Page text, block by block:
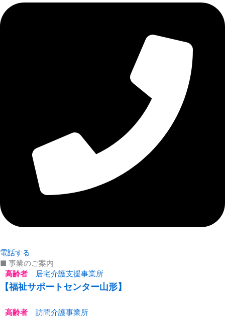
電話する
■ 事業のご案内
高齢者
居宅介護支援事業所
【福祉サポートセンター山形】
高齢者 訪問介護事業所